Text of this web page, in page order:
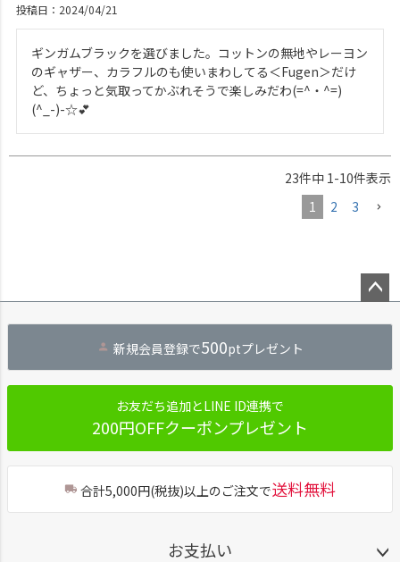
投稿日 2024/04/21
ギンガムブラックを選びました。コットンの無地やレーヨン
のギャザー、カラフルのも使いまわしてる＜Fugen＞だけ
ど、ちょっと気取ってかぶれそうで楽しみだわ(=^・^=)
(^_-)-☆💕
23件中 1-10件表示
1
2 3
ジト
へ
新規会員登録で500ptプレゼント
お友だち追加とLINE ID連携で
200円OFFクーポンプレゼント
合計5,000円(税抜)以上のご注文で送料無料
お支払い